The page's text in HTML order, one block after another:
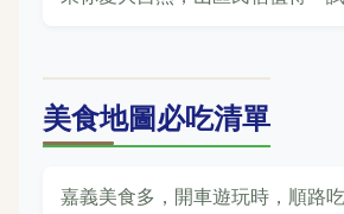
美食地圖必吃清單
嘉義美食多，開車遊玩時，順路